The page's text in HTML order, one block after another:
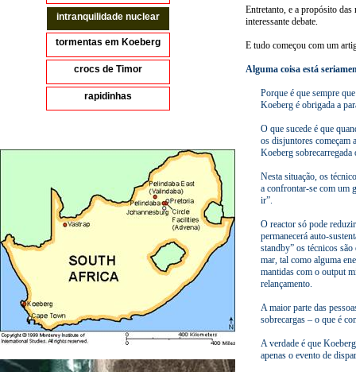
intranquilidade nuclear
tormentas em Koeberg
crocs de Timor
rapidinhas
Entretanto, e a propósito
interessante debate.
E tudo começou com um
Alguma coisa está
Porque é que sempre
Koeberg é obrigada a
O que sucede é que
os disjuntores começam
Koeberg
Nesta situação, os
a confrontar-se com um
ir”.
O reactor só pode
permanecerá auto-
standby” os técnicos
mar, tal como alguma
mantidas com o output
relançamento.
A maior parte das
sobrecargas – o que é
A verdade é que
apenas o evento de